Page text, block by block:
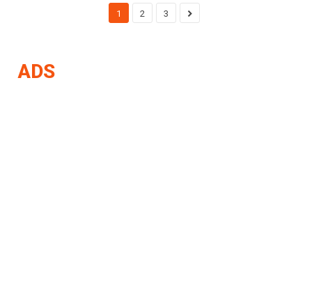
1 2 3
ADS